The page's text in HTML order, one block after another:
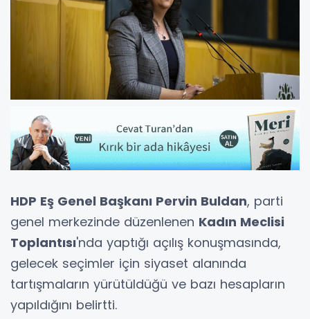
HDP Eş Genel Başkanı Pervin Buldan, parti
genel merkezinde düzenlenen Kadın Meclisi
Toplantısı'nda yaptığı açılış konuşmasında,
gelecek seçimler için siyaset alanında
tartışmaların yürütüldüğü ve bazı hesapların
yapıldığını belirtti.